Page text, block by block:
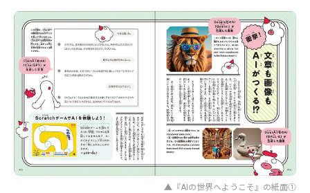
▲『AIの世界へようこそ』の紙面①